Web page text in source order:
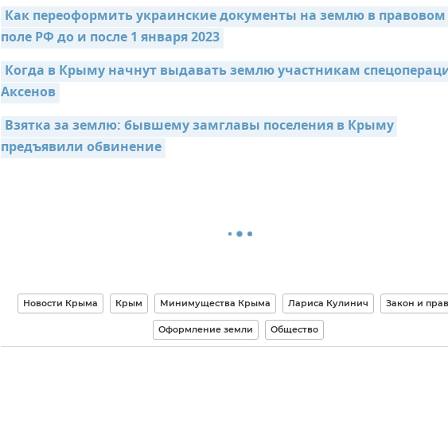
Как переоформить украинские документы на землю в правовом
поле РФ до и после 1 января 2023
Когда в Крыму начнут выдавать землю участникам
Аксенов
Взятка за землю: бывшему замглавы поселения в Крыму
предъявили обвинение
Новости Крыма Крым Минимущества Крыма Лариса Кулинич Закон и
Оформление земли Общество